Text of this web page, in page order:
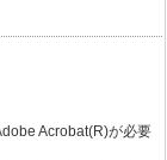
Acrobat(R)が必要